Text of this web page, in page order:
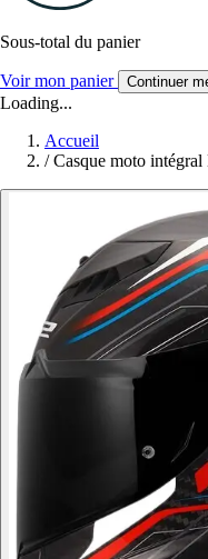
Sous-total du panier
Voir mon panier Continuer
Loading...
Accueil
/ Casque moto